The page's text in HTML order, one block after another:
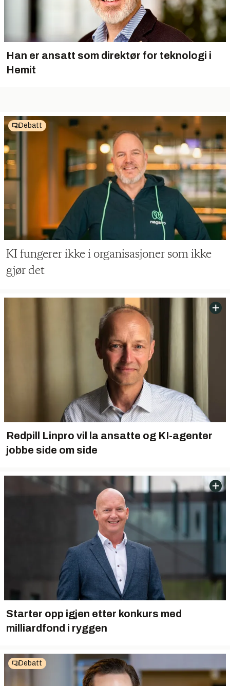
Han er ansatt som direktør for teknologi i
Hemit
Debatt
KI fungerer ikke i organisasjoner som ikke
gjør det
Redpill Linpro vil la ansatte og KI-agenter
jobbe side om side
Starter opp igjen etter konkurs med
milliardfond i ryggen
Debatt